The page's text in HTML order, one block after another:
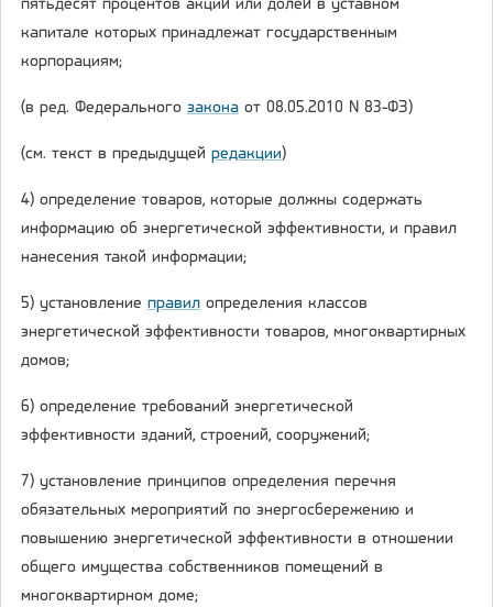
пятьдесят процентов акций или долей в уставном
капитале которых принадлежат государственным
корпорациям;
(в ред. Федерального закона от 08.05.2010 N 83-ФЗ)
(см. текст в предыдущей редакции)
4) определение товаров, которые должны содержать
информацию об энергетической эффективности, и правил
нанесения такой информации;
5) установление правил определения классов
энергетической эффективности товаров, многоквартирных
домов;
6) определение требований энергетической
эффективности зданий, строений, сооружений;
7) установление принципов определения перечня
обязательных мероприятий по энергосбережению и
повышению энергетической эффективности в отношении
общего имущества собственников помещений в
многоквартирном доме;